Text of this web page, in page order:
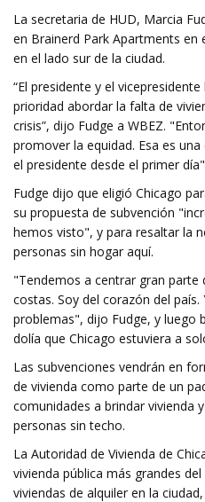
La secretaria de HUD, Marcia
en Brainerd Park Apartments en
en el lado sur de la ciudad.
“El presidente y el
prioridad abordar la falta de
crisis”, dijo Fudge a WBEZ.
promover la equidad. Esa es
el presidente desde el primer
Fudge dijo que eligió Chicago
su propuesta de subvención
hemos visto", y para resaltar la
personas sin hogar aquí.
"Tendemos a centrar gran parte
costas. Soy del corazón del
problemas", dijo Fudge, y luego
dolía que Chicago estuviera a
Las subvenciones vendrán en
de vivienda como parte de un
comunidades a brindar vivienda
personas sin techo.
La Autoridad de Vivienda de
vivienda pública más grandes
viviendas de alquiler en la